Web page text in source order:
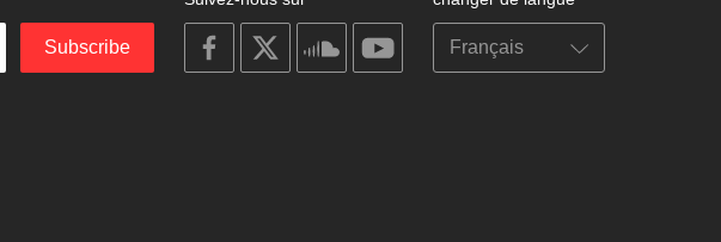
on
facebook
soundcloudyoutube
Subscribe